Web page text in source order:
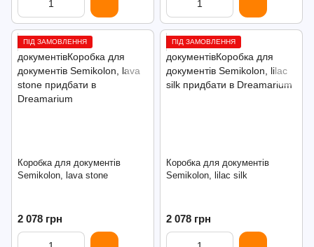
ПІД ЗАМОВЛЕННЯ
Коробка для документів
Semikolon, lava stone
2 078 грн
ПІД ЗАМОВЛЕННЯ
Коробка для документів
Semikolon, lilac silk
2 078 грн